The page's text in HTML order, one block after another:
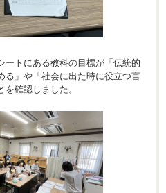
ートにある教科の目標が「伝統的
る」や「社会に出た時に役立つ言
確認しました。